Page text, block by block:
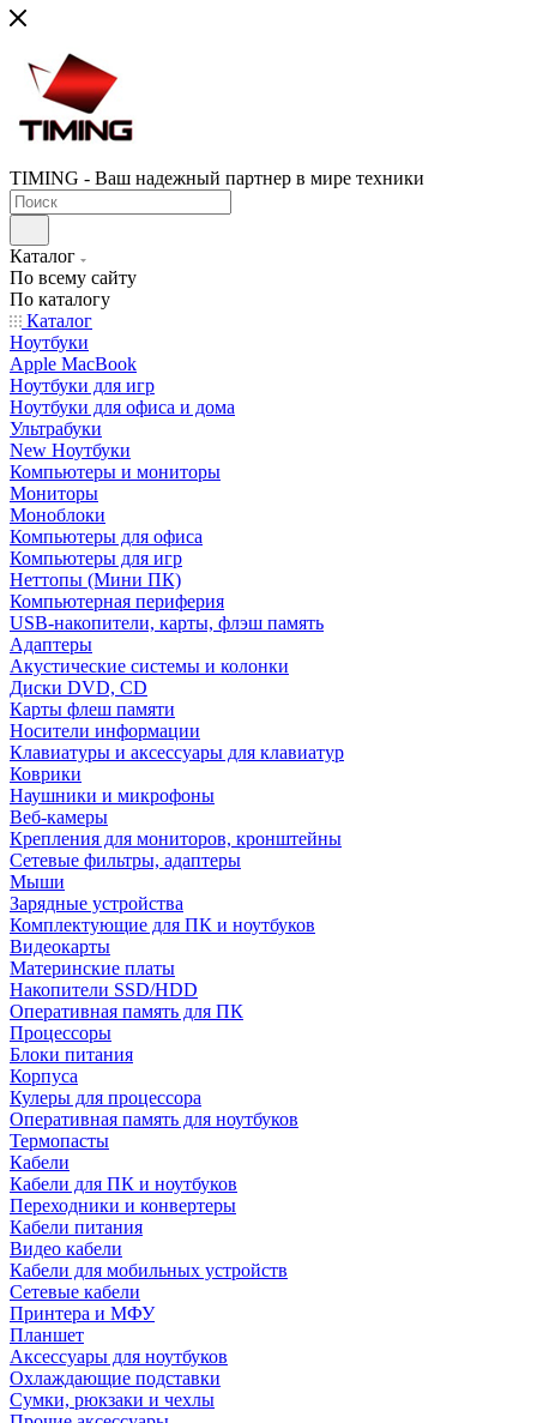
TIMING - Ваш надежный партнер в мире техники
Каталог
По всему сайту
По каталогу
Каталог
Ноутбуки
Apple MacBook
Ноутбуки для игр
Ноутбуки для офиса и дома
Ультрабуки
New Ноутбуки
Компьютеры и мониторы
Мониторы
Моноблоки
Компьютеры для офиса
Компьютеры для игр
Неттопы (Мини ПК)
Компьютерная периферия
USB-накопители, карты, флэш память
Адаптеры
Акустические системы и колонки
Диски DVD, CD
Карты флеш памяти
Носители информации
Клавиатуры и аксессуары для клавиатур
Коврики
Наушники и микрофоны
Веб-камеры
Крепления для мониторов, кронштейны
Сетевые фильтры, адаптеры
Мыши
Зарядные устройства
Комплектующие для ПК и ноутбуков
Видеокарты
Материнские платы
Накопители SSD/HDD
Оперативная память для ПК
Процессоры
Блоки питания
Корпуса
Кулеры для процессора
Оперативная память для ноутбуков
Термопасты
Кабели
Кабели для ПК и ноутбуков
Переходники и конвертеры
Кабели питания
Видео кабели
Кабели для мобильных устройств
Сетевые кабели
Принтера и МФУ
Планшет
Аксессуары для ноутбуков
Охлаждающие подставки
Сумки, рюкзаки и чехлы